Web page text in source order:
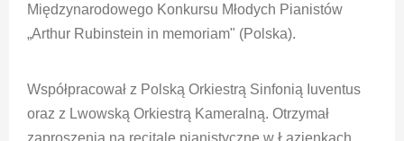
Międzynarodowego Konkursu Młodych Pianistów
„Arthur Rubinstein in memoriam" (Polska).
Współpracował z Polską Orkiestrą Sinfonią Iuventus
oraz z Lwowską Orkiestrą Kameralną. Otrzymał
zaproszenia na recitale pianistyczne w Łazienkach